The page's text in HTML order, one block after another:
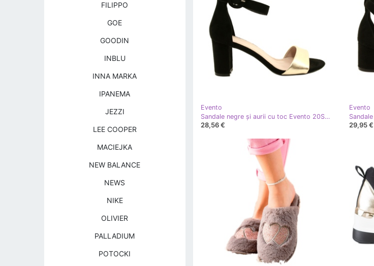
Evento
Sandale negre și aurii cu toc Evento 20SD98-1617 negru de aur
28,56 €
Evento
29,95 €
FILIPPO
GOE
GOODIN
INBLU
INNA MARKA
IPANEMA
JEZZI
LEE COOPER
MACIEJKA
NEW BALANCE
NEWS
NIKE
OLIVIER
PALLADIUM
POTOCKI